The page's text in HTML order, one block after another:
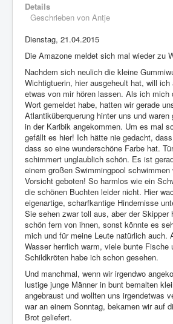
Über uns
Impressum
Datenschutz
Details
Geschrieben von Antje
Dienstag, 21.04.2015
Die Amazone meldet sich mal wieder zu
Nachdem sich neulich die kleine
Wichtigtuerin, hier ausgeheult hat, will ich
etwas von mir hören lassen. Als ich
Wort gemeldet habe, hatten wir gerade
Atlantiküberquerung hinter uns und
in der Karibik angekommen. Um es mal
gefällt es hier! Ich hätte nie gedacht,
dass so eine wunderschöne Farbe hat.
schimmert unglaublich schön. Es ist
einem großen Swimmingpool
Vorsicht geboten! So harmlos wie ein
die schönen Buchten leider nicht. Hier
eigenartige, scharfkantige Hindernisse
Sie sehen zwar toll aus, aber der Skipper
schön fern von ihnen, sonst könnte es
mich und für meine Leute natürlich auch.
Wasser herrlich warm, viele bunte Fische
Schildkröten habe ich schon gesehen.
Und manchmal, wenn wir irgendwo
lustige junge Männer in bunt bemalten
angebraust und wollten uns irgendetwas
war an einem Sonntag, bekamen wir auf
Brot geliefert.